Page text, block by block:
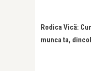
Rodica Vică:
munca ta,